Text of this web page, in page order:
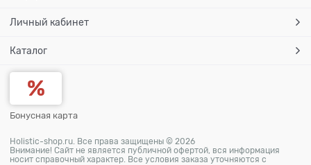
Личный кабинет
Каталог
Бонусная карта
Holistic-shop.ru. Все права защищены © 2026
Внимание! Сайт не является публичной офертой, вся информация
носит справочный характер. Все условия заказа уточняются с